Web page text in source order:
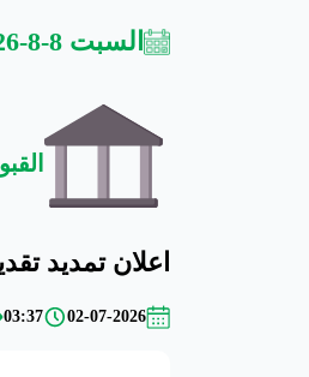
السبت 8-8-2026 الموافق 24 صفر 1448
اعلان تمديد
02-07-2026
03:37